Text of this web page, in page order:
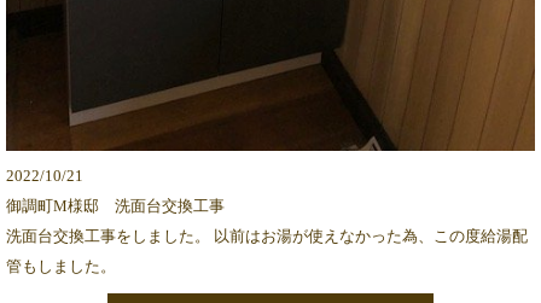
2022/10/21
御調町M様邸 洗面台交換工事
洗面台交換工事をしました。 以前はお湯が使えなかった為、この度給湯配
管もしました。